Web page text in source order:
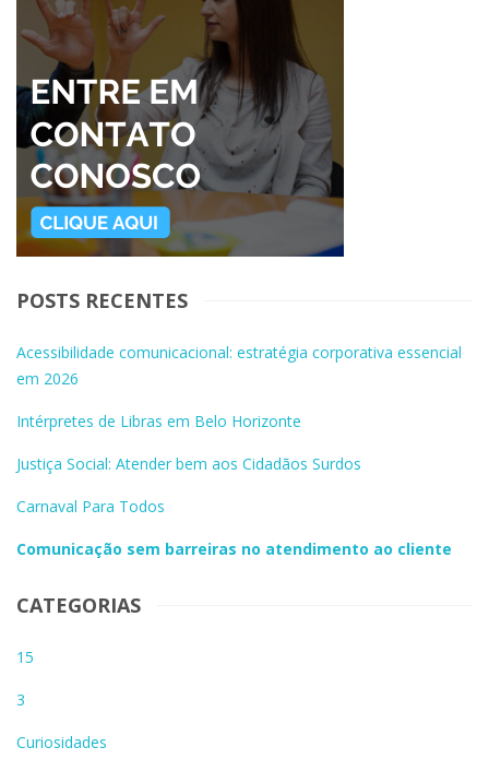
POSTS RECENTES
Acessibilidade comunicacional: estratégia corporativa essencial
em 2026
Intérpretes de Libras em Belo Horizonte
Justiça Social: Atender bem aos Cidadãos Surdos
Carnaval Para Todos
Comunicação sem barreiras no atendimento ao cliente
CATEGORIAS
15
3
Curiosidades